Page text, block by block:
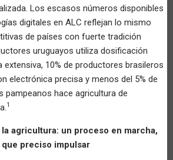
Los escasos números disponibles
digitales en ALC reflejan lo mismo
de países con fuerte tradición
uruguayos utiliza dosificación
extensiva, 10% de productores brasileros
electrónica precisa y menos del 5% de
pampeanos hace agricultura de
1
agricultura: un proceso en marcha,
preciso impulsar